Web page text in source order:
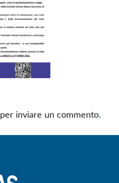
per inviare un commento.